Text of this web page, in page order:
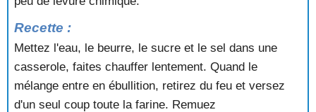
Recette :
Mettez l'eau, le beurre, le sucre et le sel dans une
casserole, faites chauffer lentement. Quand le
mélange entre en ébullition, retirez du feu et versez
d'un seul coup toute la farine. Remuez